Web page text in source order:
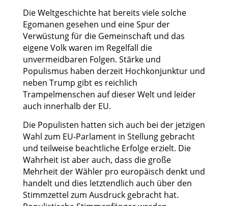
Die Weltgeschichte hat bereits viele solche
Egomanen gesehen und eine Spur der
Verwüstung für die Gemeinschaft und das
eigene Volk waren im Regelfall die
unvermeidbaren Folgen. Stärke und
Populismus haben derzeit Hochkonjunktur und
neben Trump gibt es reichlich
Trampelmenschen auf dieser Welt und leider
auch innerhalb der EU.
Die Populisten hatten sich auch bei der jetzigen
Wahl zum EU-Parlament in Stellung gebracht
und teilweise beachtliche Erfolge erzielt. Die
Wahrheit ist aber auch, dass die große
Mehrheit der Wähler pro europäisch denkt und
handelt und dies letztendlich auch über den
Stimmzettel zum Ausdruck gebracht hat.